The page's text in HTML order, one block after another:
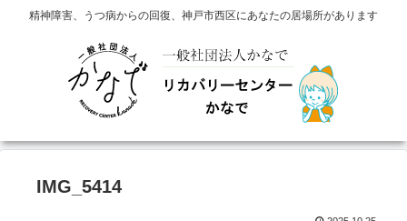
精神障害、うつ病からの回復、神戸市西区にあなたの居場所があります
IMG_5414